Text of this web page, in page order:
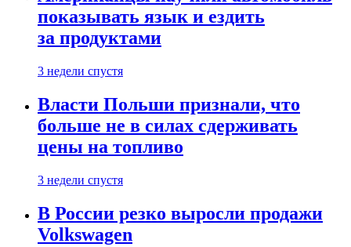
показывать язык и ездить
за продуктами
3 недели спустя
Власти Польши признали, что
больше не в силах сдерживать
цены на топливо
3 недели спустя
В России резко выросли продажи
Volkswagen